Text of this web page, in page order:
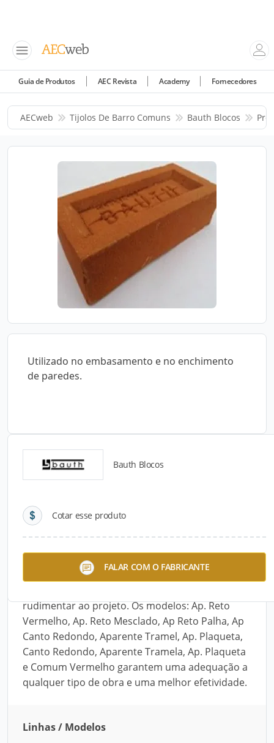
Guia de Produtos AEC Revista Academy Fornecedores
AECweb Tijolos De Barro Comuns Bauth Blocos
Utilizado no embasamento e no enchimento
de paredes.
Bauth Blocos
Cotar esse produto
FALAR COM O FABRICANTE
Detalhes do produto
Descrição do Produto
O Tijolo Maciço de Barro da Bauth é Cozido e
utilizado para embasamento e enchimento de
rudimentar ao projeto. Os modelos: Ap. Reto
Vermelho, Ap. Reto Mesclado, Ap Reto Palha, Ap
Canto Redondo, Aparente Tramel, Ap. Plaqueta,
Canto Redondo, Aparente Tramela, Ap. Plaqueta
e Comum Vermelho garantem uma adequação a
qualquer tipo de obra e uma melhor efetividade.
Linhas / Modelos